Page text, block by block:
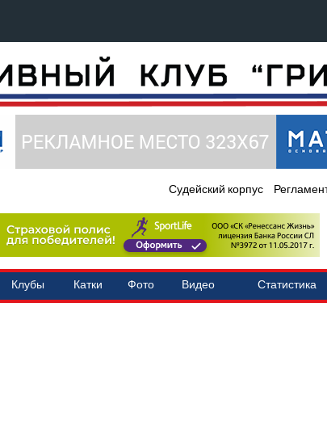
Судейский корпус
Клубы Катки Фото Видео Статистика